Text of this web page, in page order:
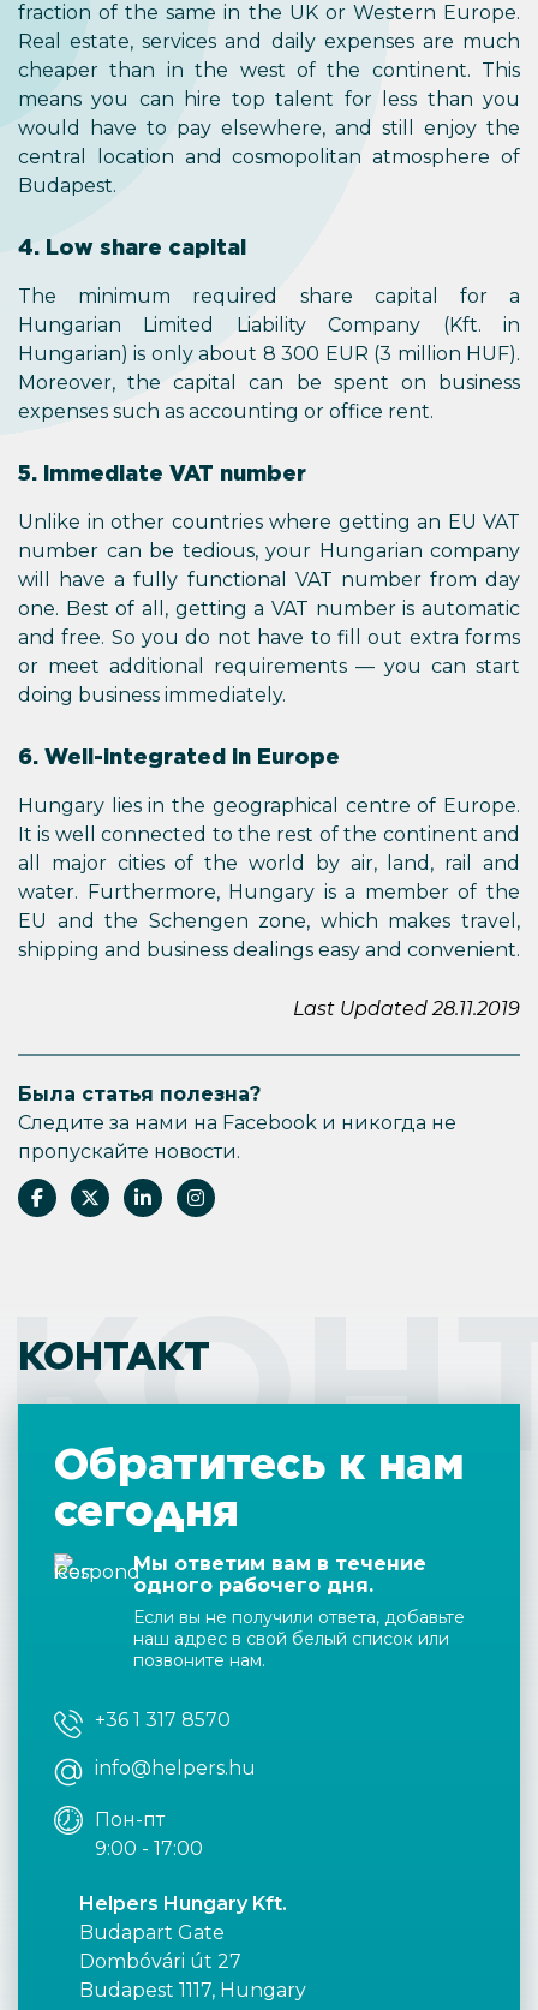
fraction of the same in the UK or Western Europe.
Real estate, services and daily expenses are much
cheaper than in the west of the continent. This
means you can hire top talent for less than you
would have to pay elsewhere, and still enjoy the
central location and cosmopolitan atmosphere of
Budapest.
4. Low share capital
The minimum required share capital for a
Hungarian Limited Liability Company (Kft. in
Hungarian) is only about 8 300 EUR (3 million HUF).
Moreover, the capital can be spent on business
expenses such as accounting or office rent.
5. Immediate VAT number
Unlike in other countries where getting an EU VAT
number can be tedious, your Hungarian company
will have a fully functional VAT number from day
one. Best of all, getting a VAT number is automatic
and free. So you do not have to fill out extra forms
or meet additional requirements — you can start
doing business immediately.
6. Well-integrated in Europe
Hungary lies in the geographical centre of Europe.
It is well connected to the rest of the continent and
all major cities of the world by air, land, rail and
water. Furthermore, Hungary is a member of the
EU and the Schengen zone, which makes travel,
shipping and business dealings easy and convenient.
Last Updated 28.11.2019
Была статья полезна?
Следите за нами на Facebook и никогда не
пропускайте новости.
КОНТАКТ
Обратитесь к нам
сегодня
Мы ответим вам в течение
одного рабочего дня.
Если вы не получили ответа, добавьте
наш адрес в свой белый список или
позвоните нам.
+36 1 317 8570
info@helpers.hu
Пон-пт
9:00 - 17:00
Helpers Hungary Kft.
Budapart Gate
Dombóvári út 27
Budapest 1117, Hungary